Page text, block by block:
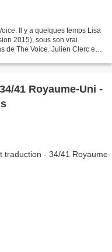
Il y a quelques temps Lisa
2015), sous son vrai
de The Voice. Julien Clerc et
41 Royaume-Uni -